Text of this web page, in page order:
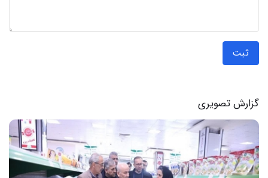
ثبت
گزارش تصویری